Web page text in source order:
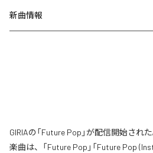
新曲情報
GIRIAの「Future Pop」が配信開始され
楽曲は、「Future Pop」「Future Pop